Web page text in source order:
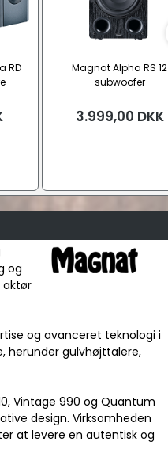
RD
Magnat Alpha RS 12
subwoofer
3.999,00 DKK
og
aktør
og avanceret teknologi i
herunder gulvhøjttalere,
Vintage 990 og Quantum
design. Virksomheden
at levere en autentisk og